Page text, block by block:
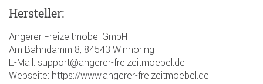
Hersteller:
Angerer Freizeitmöbel GmbH
Am Bahndamm 8, 84543 Winhöring
E-Mail: support@angerer-freizeitmoebel.de
Webseite: https://www.angerer-freizeitmoebel.de